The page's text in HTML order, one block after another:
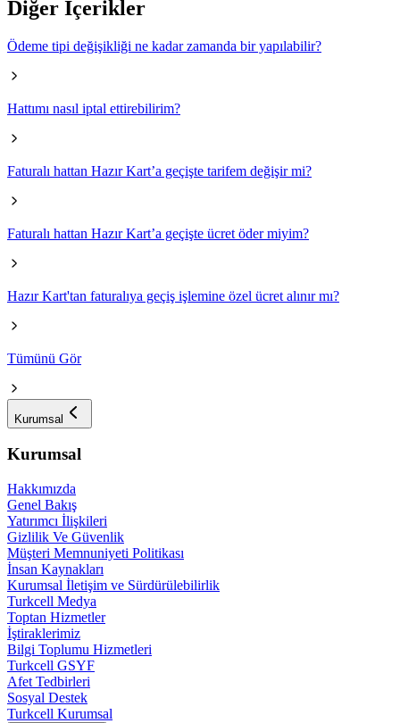
Diğer İçerikler
Ödeme tipi değişikliği ne kadar zamanda bir yapılabilir?
Hattımı nasıl iptal ettirebilirim?
Faturalı hattan Hazır Kart’a geçişte tarifem değişir mi?
Faturalı hattan Hazır Kart’a geçişte ücret öder miyim?
Hazır Kart'tan faturalıya geçiş işlemine özel ücret alınır mı?
Tümünü Gör
Kurumsal
Kurumsal
Hakkımızda
Genel Bakış
Yatırımcı İlişkileri
Gizlilik Ve Güvenlik
Müşteri Memnuniyeti Politikası
İnsan Kaynakları
Kurumsal İletişim ve Sürdürülebilirlik
Turkcell Medya
Toptan Hizmetler
İştiraklerimiz
Bilgi Toplumu Hizmetleri
Turkcell GSYF
Afet Tedbirleri
Sosyal Destek
Turkcell Kurumsal